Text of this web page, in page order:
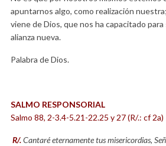
apuntarnos algo, como realización
viene de Dios, que nos ha capacitado
alianza nueva.
Palabra de Dios.
SALMO RESPONSORIAL
Salmo 88, 2-3.4-5.21-22.25 y 27 (R/.: cf 2a)
R/.Cantaré eternamente tus misericordias,